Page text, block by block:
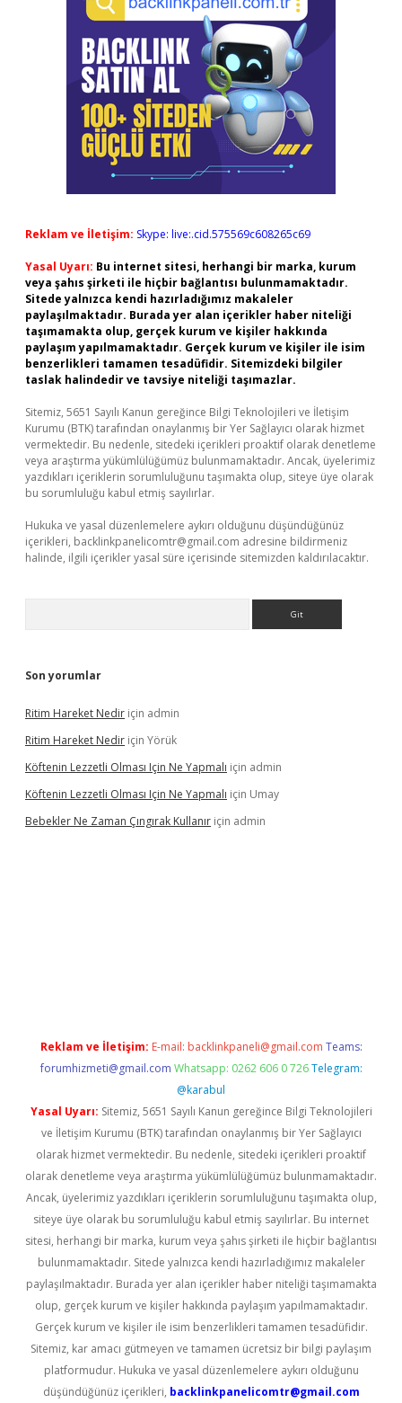
Reklam ve İletişim: Skype: live:.cid.575569c608265c69
Yasal Uyarı: Bu internet sitesi, herhangi bir marka, kurum
veya şahıs şirketi ile hiçbir bağlantısı bulunmamaktadır.
Sitede yalnızca kendi hazırladığımız makaleler
paylaşılmaktadır. Burada yer alan içerikler haber niteliği
taşımamakta olup, gerçek kurum ve kişiler hakkında
paylaşım yapılmamaktadır. Gerçek kurum ve kişiler ile isim
benzerlikleri tamamen tesadüfidir. Sitemizdeki bilgiler
taslak halindedir ve tavsiye niteliği taşımazlar.
Sitemiz, 5651 Sayılı Kanun gereğince Bilgi Teknolojileri ve İletişim
Kurumu (BTK) tarafından onaylanmış bir Yer Sağlayıcı olarak hizmet
vermektedir. Bu nedenle, sitedeki içerikleri proaktif olarak denetleme
veya araştırma yükümlülüğümüz bulunmamaktadır. Ancak, üyelerimiz
yazdıkları içeriklerin sorumluluğunu taşımakta olup, siteye üye olarak
bu sorumluluğu kabul etmiş sayılırlar.
Hukuka ve yasal düzenlemelere aykırı olduğunu düşündüğünüz
içerikleri, backlinkpanelicomtr@gmail.com adresine bildirmeniz
halinde, ilgili içerikler yasal süre içerisinde sitemizden kaldırılacaktır.
Son yorumlar
Ritim Hareket Nedir için admin
Ritim Hareket Nedir için Yörük
Köftenin Lezzetli Olması Için Ne Yapmalı için admin
Köftenin Lezzetli Olması Için Ne Yapmalı için Umay
Bebekler Ne Zaman Çıngırak Kullanır için admin
Reklam ve İletişim: E-mail: backlinkpaneli@gmail.com Teams:
forumhizmeti@gmail.com Whatsapp: 0262 606 0 726 Telegram:
@karabul
Yasal Uyarı: Sitemiz, 5651 Sayılı Kanun gereğince Bilgi Teknolojileri
ve İletişim Kurumu (BTK) tarafından onaylanmış bir Yer Sağlayıcı
olarak hizmet vermektedir. Bu nedenle, sitedeki içerikleri proaktif
olarak denetleme veya araştırma yükümlülüğümüz bulunmamaktadır.
Ancak, üyelerimiz yazdıkları içeriklerin sorumluluğunu taşımakta olup,
siteye üye olarak bu sorumluluğu kabul etmiş sayılırlar. Bu internet
sitesi, herhangi bir marka, kurum veya şahıs şirketi ile hiçbir bağlantısı
bulunmamaktadır. Sitede yalnızca kendi hazırladığımız makaleler
paylaşılmaktadır. Burada yer alan içerikler haber niteliği taşımamakta
olup, gerçek kurum ve kişiler hakkında paylaşım yapılmamaktadır.
Gerçek kurum ve kişiler ile isim benzerlikleri tamamen tesadüfidir.
Sitemiz, kar amacı gütmeyen ve tamamen ücretsiz bir bilgi paylaşım
platformudur. Hukuka ve yasal düzenlemelere aykırı olduğunu
düşündüğünüz içerikleri, backlinkpanelicomtr@gmail.com